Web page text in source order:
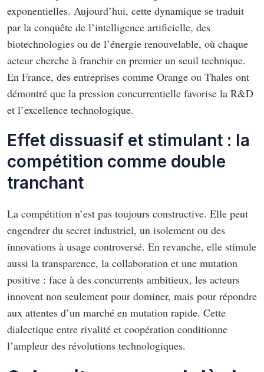
exponentielles. Aujourd’hui, cette dynamique se traduit
par la conquête de l’intelligence artificielle, des
biotechnologies ou de l’énergie renouvelable, où chaque
acteur cherche à franchir en premier un seuil technique.
En France, des entreprises comme Orange ou Thales ont
démontré que la pression concurrentielle favorise la R&D
et l’excellence technologique.
Effet dissuasif et stimulant : la
compétition comme double
tranchant
La compétition n’est pas toujours constructive. Elle peut
engendrer du secret industriel, un isolement ou des
innovations à usage controversé. En revanche, elle stimule
aussi la transparence, la collaboration et une mutation
positive : face à des concurrents ambitieux, les acteurs
innovent non seulement pour dominer, mais pour répondre
aux attentes d’un marché en mutation rapide. Cette
dialectique entre rivalité et coopération conditionne
l’ampleur des révolutions technologiques.